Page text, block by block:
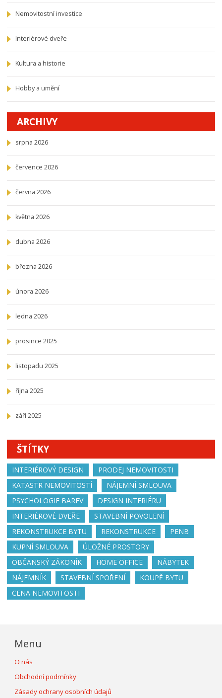
Nemovitostní investice
Interiérové dveře
Kultura a historie
Hobby a umění
ARCHIVY
srpna 2026
července 2026
června 2026
května 2026
dubna 2026
března 2026
února 2026
ledna 2026
prosince 2025
listopadu 2025
října 2025
září 2025
ŠTÍTKY
INTERIÉROVÝ DESIGN
PRODEJ NEMOVITOSTI
KATASTR NEMOVITOSTÍ
NÁJEMNÍ SMLOUVA
PSYCHOLOGIE BAREV
DESIGN INTERIÉRU
INTERIÉROVÉ DVEŘE
STAVEBNÍ POVOLENÍ
REKONSTRUKCE BYTU
REKONSTRUKCE
PENB
KUPNÍ SMLOUVA
ÚLOŽNÉ PROSTORY
OBČANSKÝ ZÁKONÍK
HOME OFFICE
NÁBYTEK
NÁJEMNÍK
STAVEBNÍ SPOŘENÍ
KOUPĚ BYTU
CENA NEMOVITOSTI
Menu
O nás
Obchodní podmínky
Zásady ochrany osobních údajů